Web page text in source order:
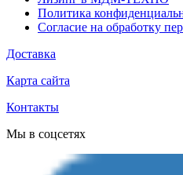
Политика
Согласие на обработку
Доставка
Карта сайта
Контакты
Мы в соцсетях